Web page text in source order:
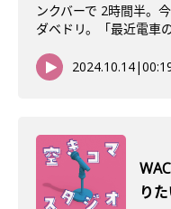
ンクバーで 2時間半。
ダベドリ。「最近電車
2024.10.14|
り